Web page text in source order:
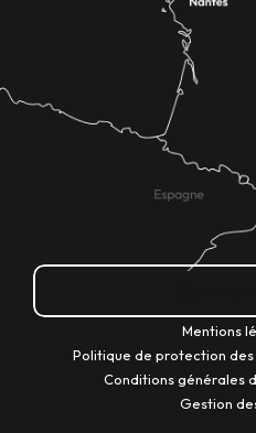
Mentions
Politique de protection
Conditions générales
Gestion